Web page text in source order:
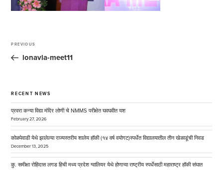
navigation
Previous
Post
PREVIOUS
lonavla-meet11
RECENT NEWS
प्रवरा कन्या विद्या मंदिर लोणी चे NMMS परीक्षेत घवघवीत यश
February 27, 2026
कोळपेवाडी येथे झालेल्या राज्यस्तरीय शालेय हॉकी (१४ वर्ष वयोगट)स्पर्धेत विद्यालयातील तीन खेळाडूंची निवड
December 13, 2025
कु. समीक्षा रोहिदास लगड हिची मध्य प्रदेश ग्वालियर येथे होणाऱ्या राष्ट्रीय स्पर्धेसाठी महाराष्ट्र हॉकी संघात